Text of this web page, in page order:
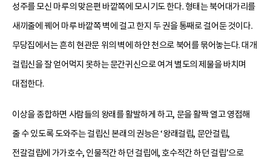
성주를 모신 마루의 맞은편 바깥쪽에 모시기도 한다. 형태는 북어대가리를
새끼줄에 꿰어 마루 바깥쪽 벽에 걸고 한지 두 권을 통째로 걸어둔 것이다.
무당집에서는 흔히 현관문 위의 벽에 하얀 천으로 북어를 묶어놓는다. 대개
걸립신을 잘 얻어먹지 못하는 문간귀신으로 여겨 별도의 제물을 바치며
대접한다.
이상을 종합하면 사람들의 왕래를 활발하게 하고, 문을 활짝 열고 영접해
줄 수 있도록 도와주는 걸립신 본래의 권능은 ‘왕래걸립, 문안걸립,
전갈걸립에 가가호수, 인물적간 하던 걸립에, 호수적간 하던 걸립’으로